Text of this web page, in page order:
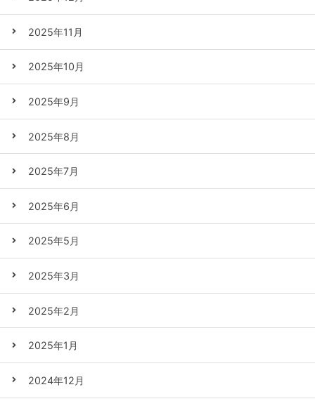
2025年11月
2025年10月
2025年9月
2025年8月
2025年7月
2025年6月
2025年5月
2025年3月
2025年2月
2025年1月
2024年12月